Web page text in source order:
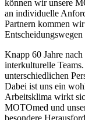
können wir unsere
an individuelle
Partnern kommen
Knapp 60 Jahre
interkulturelle
unterschiedlichen
Dabei ist uns ein
Arbeitsklima wirkt
MOTOmed und